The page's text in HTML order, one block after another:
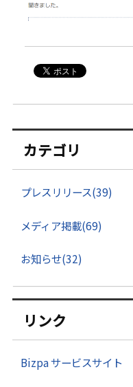
カテゴリ
プレスリリース(39)
メディア掲載(69)
お知らせ(32)
リンク
Bizpa サービスサイト